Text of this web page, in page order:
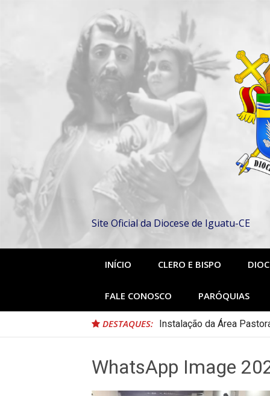
Site Oficial da Diocese de Iguatu-CE
INÍCIO CLERO E BISPO
FALE CONOSCO PARÓQUIAS
DESTAQUES: Nomeação da Comissão
WhatsApp Image